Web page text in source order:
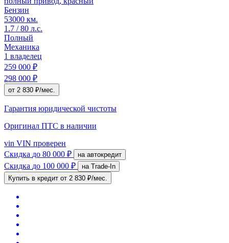
Бензин
53000 км.
1.7 / 80 л.с.
Полный
Механика
1 владелец
259 000 ₽
298 000 ₽
от 2 830 ₽/мес.
Гарантия юридической чистоты
Оригинал ПТС в наличии
vin VIN проверен
Скидка до 80 000 ₽ на автокредит
Скидка до 100 000 ₽
на Trade-In
Купить в кредит от 2 830 ₽/мес.